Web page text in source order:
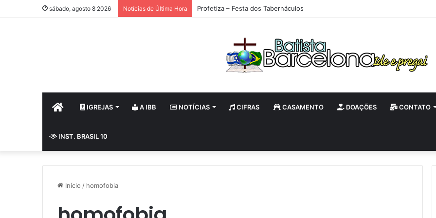
sábado, agosto 8 2026 Notícias de Última Hora Profetiza – Festa dos Tabernáculos
HOME IGREJAS A IBB NOTÍCIAS CIFRAS CASAMENTO DOAÇÕES CONTATO
INST. BRASIL 10
Início / homofobia